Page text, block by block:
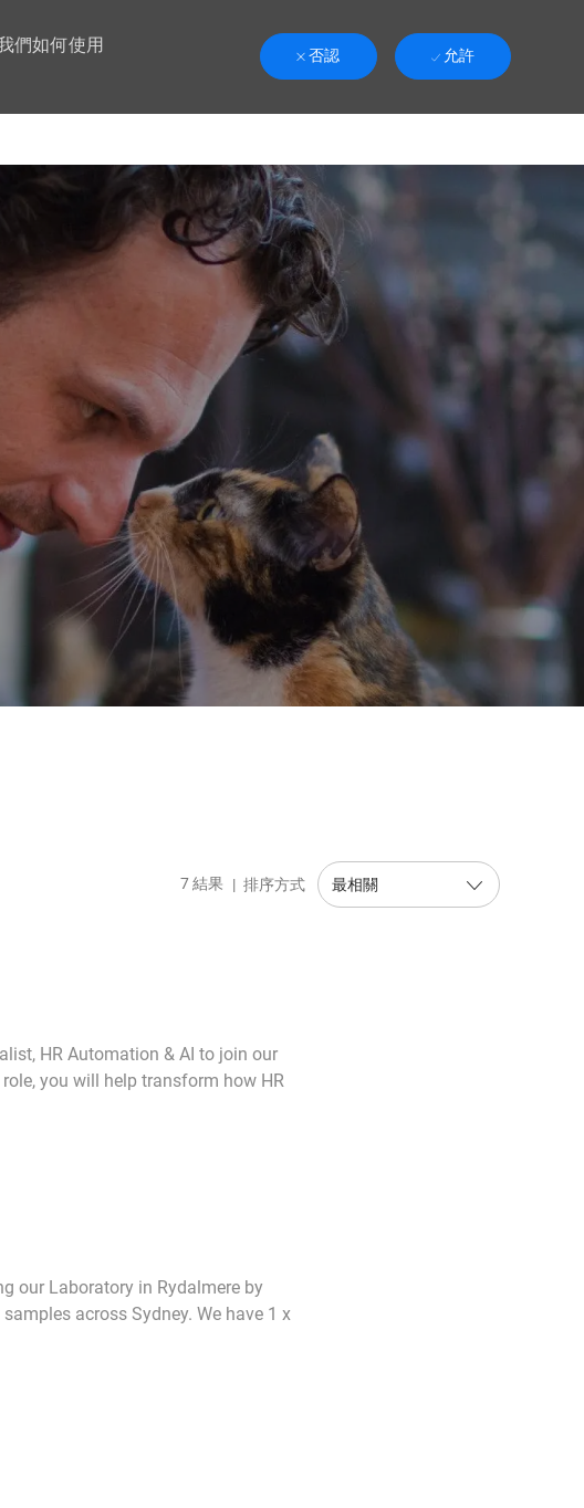
們如何使用
否認 允許
7結果 排序方式
HR Automation & AI to join our
you will help transform how HR
our Laboratory in Rydalmere by
across Sydney. We have 1 x